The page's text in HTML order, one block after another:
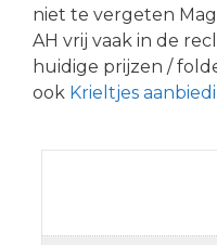
niet te vergeten
AH vrij vaak in de
huidige prijzen /
ook Krieltjes